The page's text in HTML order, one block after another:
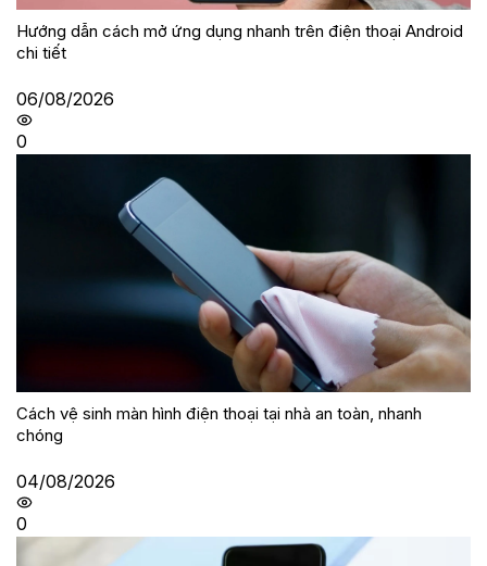
Hướng dẫn cách mở ứng dụng nhanh trên điện thoại Android
chi tiết
06/08/2026
0
Cách vệ sinh màn hình điện thoại tại nhà an toàn, nhanh
chóng
04/08/2026
0